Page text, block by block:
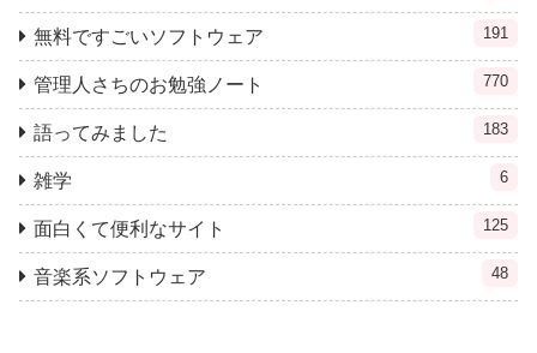
無料ですごいソフトウェア 191
管理人さちのお勉強ノート 770
語ってみました 183
雑学 6
面白くて便利なサイト 125
音楽系ソフトウェア 48